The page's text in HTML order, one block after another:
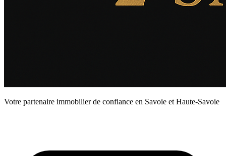
Votre partenaire immobilier de confiance en Savoie et Haute-Savoie